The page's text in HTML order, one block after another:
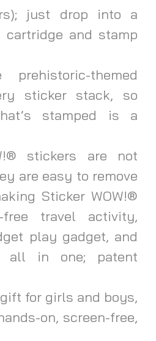
just drop into a
cartridge and stamp
themed
sticker stack, so
stamped is a
stickers are not
are easy to remove
Sticker WOW!®
travel activity,
play gadget, and
all in one; patent
for girls and boys,
on, screen-free,